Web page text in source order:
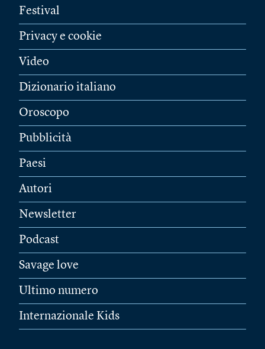
Festival
Privacy e cookie
Video
Dizionario italiano
Oroscopo
Pubblicità
Paesi
Autori
Newsletter
Podcast
Savage love
Ultimo numero
Internazionale Kids